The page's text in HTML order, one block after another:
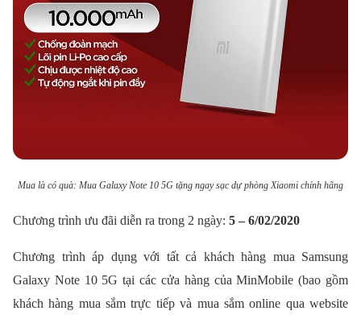
Mua là có quà: Mua Galaxy Note 10 5G tặng ngay sạc dự phòng Xiaomi chính hãng
Chương trình ưu đãi diễn ra trong 2 ngày: 5 – 6/02/2020
Chương trình áp dụng với tất cả khách hàng mua Samsung
Galaxy Note 10 5G tại các cửa hàng của MinMobile (bao gồm
khách hàng mua sắm trực tiếp và mua sắm online qua website